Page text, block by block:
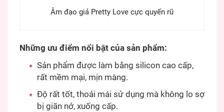
Âm đạo giả Pretty Love cực quyến rũ
Những ưu điểm nổi bật của sản phẩm:
Sản phẩm được làm bằng silicon cao cấp,
rất mềm mại, mịn màng.
Độ rất tốt, thoải mái sử dụng mà không lo sợ
bị giãn nở, xuống cấp.